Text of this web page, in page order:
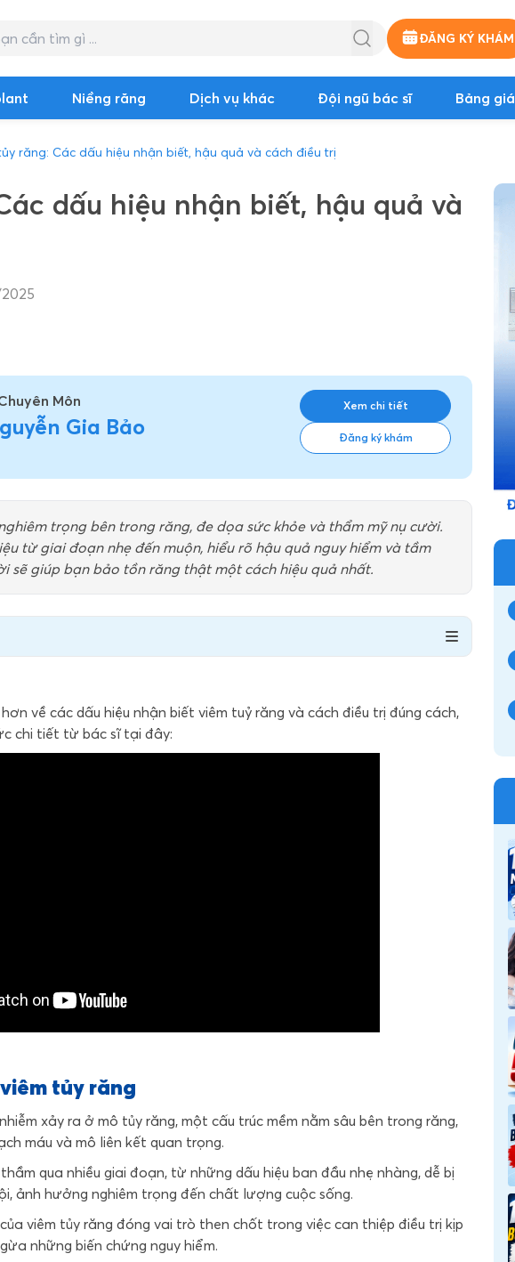
ĐĂNG KÝ KHÁM
Niềng răng Dịch vụ khác Đội ngũ bác sĩ Bảng giá
răng: Các dấu hiệu nhận biết, hậu quả và cách điều trị
dấu hiệu nhận biết, hậu quả và
Môn
Gia Bảo
Xem chi tiết
Đăng ký khám
trọng bên trong răng, đe dọa sức khỏe và thẩm mỹ nụ cười.
từ giai đoạn nhẹ đến muộn, hiểu rõ hậu quả nguy hiểm và tầm
sẽ giúp bạn bảo tồn răng thật một cách hiệu quả nhất.
về các dấu hiệu nhận biết viêm tuỷ răng và cách điều trị đúng cách,
chi tiết từ bác sĩ tại đây:
tủy răng
xảy ra ở mô tủy răng, một cấu trúc mềm nằm sâu bên trong răng,
máu và mô liên kết quan trọng.
qua nhiều giai đoạn, từ những dấu hiệu ban đầu nhẹ nhàng, dễ bị
ảnh hưởng nghiêm trọng đến chất lượng cuộc sống.
viêm tủy răng đóng vai trò then chốt trong việc can thiệp điều trị kịp
những biến chứng nguy hiểm.